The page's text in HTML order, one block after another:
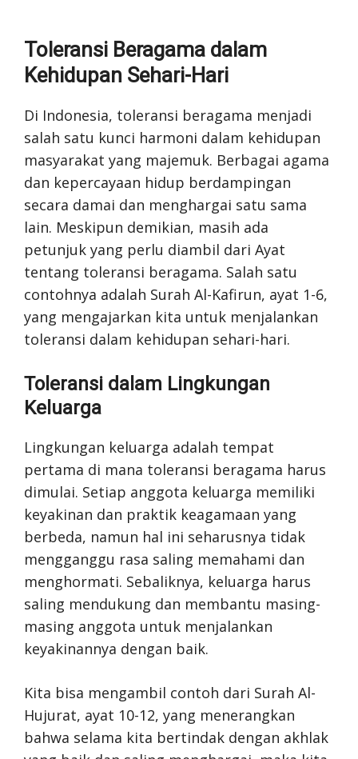
Toleransi Beragama dalam
Kehidupan Sehari-Hari
Di Indonesia, toleransi beragama menjadi
salah satu kunci harmoni dalam kehidupan
masyarakat yang majemuk. Berbagai agama
dan kepercayaan hidup berdampingan
secara damai dan menghargai satu sama
lain. Meskipun demikian, masih ada
petunjuk yang perlu diambil dari Ayat
tentang toleransi beragama. Salah satu
contohnya adalah Surah Al-Kafirun, ayat 1-6,
yang mengajarkan kita untuk menjalankan
toleransi dalam kehidupan sehari-hari.
Toleransi dalam Lingkungan
Keluarga
Lingkungan keluarga adalah tempat
pertama di mana toleransi beragama harus
dimulai. Setiap anggota keluarga memiliki
keyakinan dan praktik keagamaan yang
berbeda, namun hal ini seharusnya tidak
mengganggu rasa saling memahami dan
menghormati. Sebaliknya, keluarga harus
saling mendukung dan membantu masing-
masing anggota untuk menjalankan
keyakinannya dengan baik.
Kita bisa mengambil contoh dari Surah Al-
Hujurat, ayat 10-12, yang menerangkan
bahwa selama kita bertindak dengan akhlak